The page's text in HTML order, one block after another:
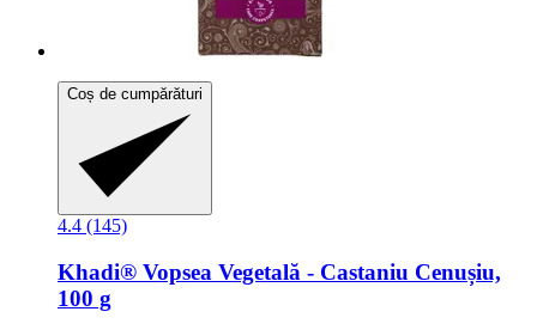
Coș de cumpărături
4.4 (145)
Khadi® Vopsea Vegetală -​ Castaniu Cenușiu,
100 g